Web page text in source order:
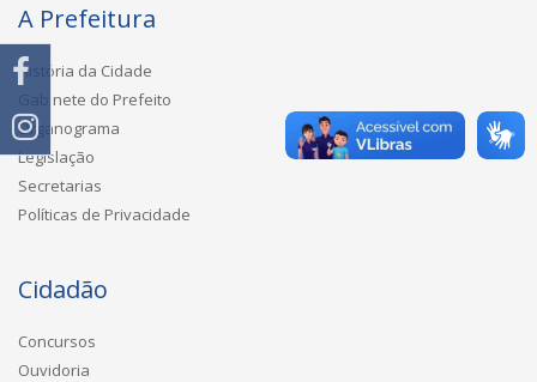
A Prefeitura
História da Cidade
Gabinete do Prefeito
Organograma
Legislação
Secretarias
Políticas de Privacidade
Cidadão
Concursos
Ouvidoria